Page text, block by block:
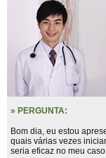
» PERGUNTA:
Bom dia, eu estou
quais várias vezes
seria eficaz no meu